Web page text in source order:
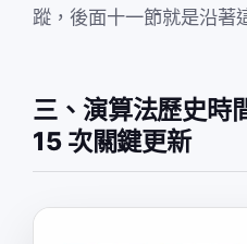
蹤，後面十一節就是沿著
三、演算法歷史時
15 次關鍵更新